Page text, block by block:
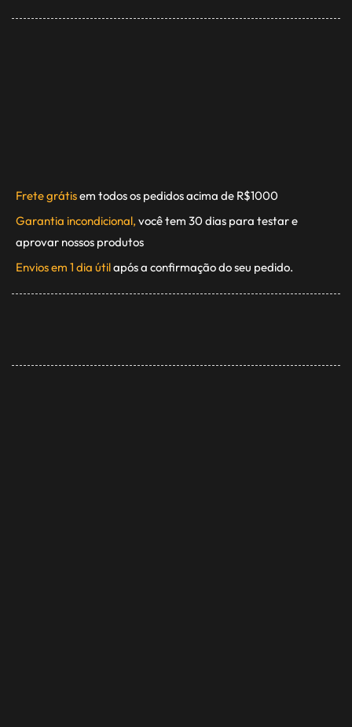
Frete grátisem todos os pedidos acima de R$1000
Garantia incondicional, você tem 30 dias para testar e
aprovar nossos produtos
Envios em 1 dia útilapós a confirmação do seu pedido.